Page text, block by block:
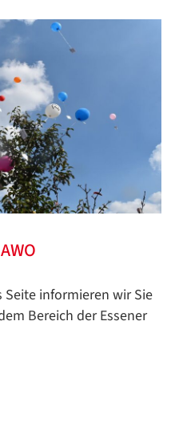
informieren wir Sie
Bereich der Essener